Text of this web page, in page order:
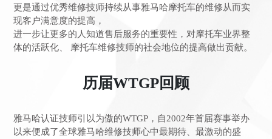
更是通过优秀维修技师持续从事雅马哈摩托车的维修从而实
现客户满意度的提高，
进一步让更多的人知道售后服务的重要性，对摩托车业界整
体的活跃化、 摩托车维修技师的社会地位的提高做出贡献。
历届WTGP回顾
雅马哈认证技师引以为傲的WTGP，自2002年首届赛事举办
以来便成了全球雅马哈维修技师心中最期待、最激动的盛